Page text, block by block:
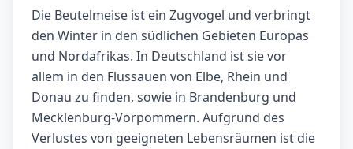
Die Beutelmeise ist ein Zugvogel und verbringt
den Winter in den südlichen Gebieten Europas
und Nordafrikas. In Deutschland ist sie vor
allem in den Flussauen von Elbe, Rhein und
Donau zu finden, sowie in Brandenburg und
Mecklenburg-Vorpommern. Aufgrund des
Verlustes von geeigneten Lebensräumen ist die